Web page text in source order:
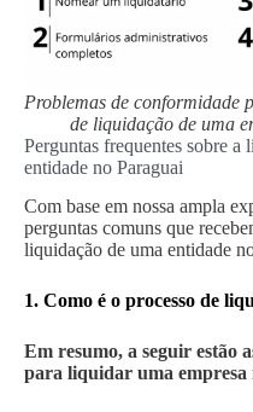
Problemas de conformidade
de liquidação de uma
Perguntas frequentes sobre a
entidade no Paraguai
Com base em nossa ampla
perguntas comuns que
liquidação de uma entidade
1. Como é o processo de
Em resumo, a seguir estão
para liquidar uma empresa